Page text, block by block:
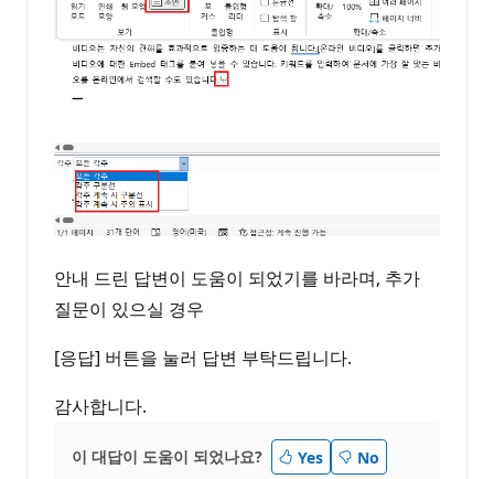
안내 드린 답변이 도움이 되었기를 바라며, 추가
질문이 있으실 경우
[응답] 버튼을 눌러 답변 부탁드립니다.
감사합니다.
이 대답이 도움이 되었나요? Yes No